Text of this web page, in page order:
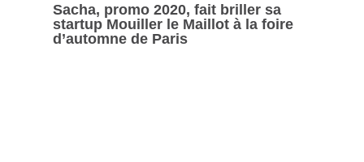
Sacha, promo 2020, fait briller sa
startup Mouiller le Maillot à la foire
d’automne de Paris